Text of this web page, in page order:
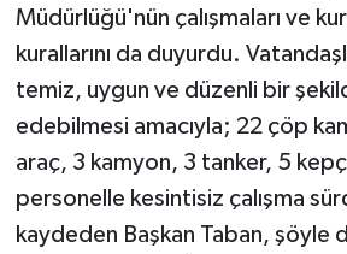
Müdürlüğü'nün çalışmaları ve
kurallarını da duyurdu.
temiz, uygun ve düzenli bir
edebilmesi amacıyla; 22 çöp
araç, 3 kamyon, 3 tanker, 5
personelle kesintisiz çalışma
kaydeden Başkan Taban, şöyle